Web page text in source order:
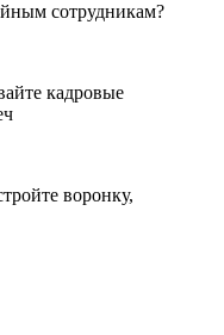
сотрудникам?
кадровые
воронку,